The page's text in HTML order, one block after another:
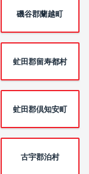
磯谷郡蘭越町
虻田郡留寿都村
虻田郡倶知安町
古宇郡泊村